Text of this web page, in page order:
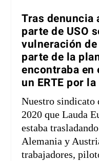
Tras denuncia
parte de USO
vulneración
parte de la
encontraba en
un ERTE por
Nuestro sindicato
2020 que Lauda
estaba
Alemania y
trabajadores,